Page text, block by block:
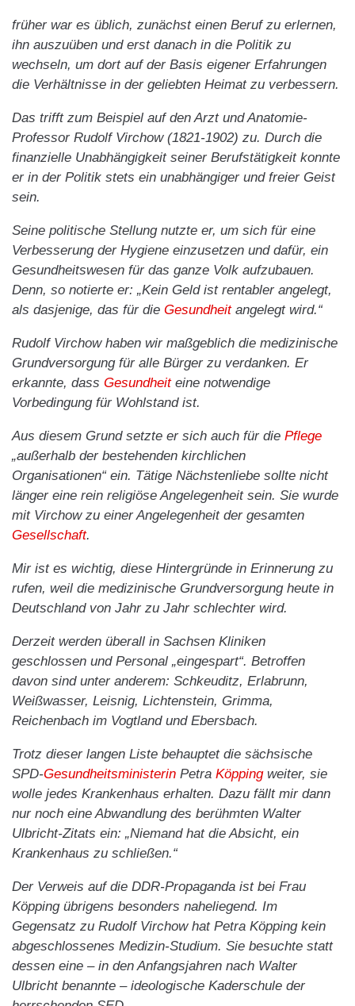
früher war es üblich, zunächst einen Beruf zu erlernen,
ihn auszuüben und erst danach in die Politik zu
wechseln, um dort auf der Basis eigener Erfahrungen
die Verhältnisse in der geliebten Heimat zu verbessern.
Das trifft zum Beispiel auf den Arzt und Anatomie-
Professor Rudolf Virchow (1821-1902) zu. Durch die
finanzielle Unabhängigkeit seiner Berufstätigkeit konnte
er in der Politik stets ein unabhängiger und freier Geist
sein.
Seine politische Stellung nutzte er, um sich für eine
Verbesserung der Hygiene einzusetzen und dafür, ein
Gesundheitswesen für das ganze Volk aufzubauen.
Denn, so notierte er: „Kein Geld ist rentabler angelegt,
als dasjenige, das für die Gesundheitangelegt wird.“
Rudolf Virchow haben wir maßgeblich die medizinische
Grundversorgung für alle Bürger zu verdanken. Er
erkannte, dass Gesundheiteine notwendige
Vorbedingung für Wohlstand ist.
Aus diesem Grund setzte er sich auch für die Pflege
„außerhalb der bestehenden kirchlichen
Organisationen“ ein. Tätige Nächstenliebe sollte nicht
länger eine rein religiöse Angelegenheit sein. Sie wurde
mit Virchow zu einer Angelegenheit der gesamten
Gesellschaft.
Mir ist es wichtig, diese Hintergründe in Erinnerung zu
rufen, weil die medizinische Grundversorgung heute in
Deutschland von Jahr zu Jahr schlechter wird.
Derzeit werden überall in Sachsen Kliniken
geschlossen und Personal „eingespart“. Betroffen
davon sind unter anderem: Schkeuditz, Erlabrunn,
Weißwasser, Leisnig, Lichtenstein, Grimma,
Reichenbach im Vogtland und Ebersbach.
Trotz dieser langen Liste behauptet die sächsische
SPD-Gesundheitsministerin Petra Köppingweiter, sie
wolle jedes Krankenhaus erhalten. Dazu fällt mir dann
nur noch eine Abwandlung des berühmten Walter
Ulbricht-Zitats ein: „Niemand hat die Absicht, ein
Krankenhaus zu schließen.“
Der Verweis auf die DDR-Propaganda ist bei Frau
Köpping übrigens besonders naheliegend. Im
Gegensatz zu Rudolf Virchow hat Petra Köpping kein
abgeschlossenes Medizin-Studium. Sie besuchte statt
dessen eine – in den Anfangsjahren nach Walter
Ulbricht benannte – ideologische Kaderschule der